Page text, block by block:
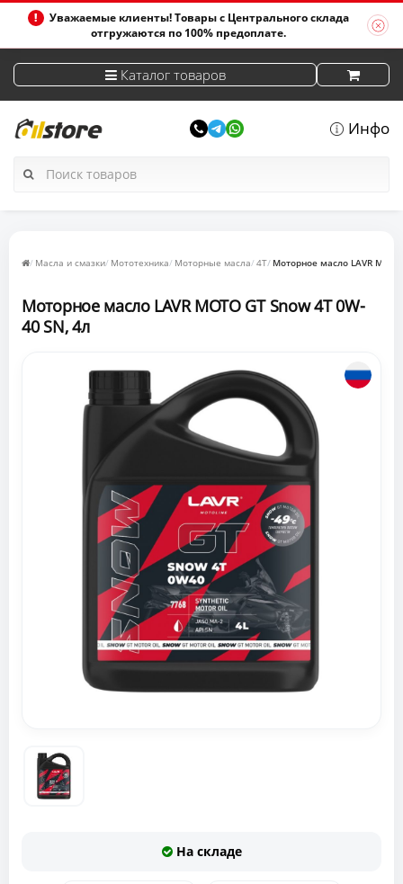
Уважаемые клиенты! Товары с Центрального склада
отгружаются по 100% предоплате.
Каталог товаров
Инфо
Масла и смазки Мототехника Моторные масла 4T Моторное масло LAVR
Моторное масло LAVR MOTO GT Snow 4T 0W-
40 SN, 4л
На складе